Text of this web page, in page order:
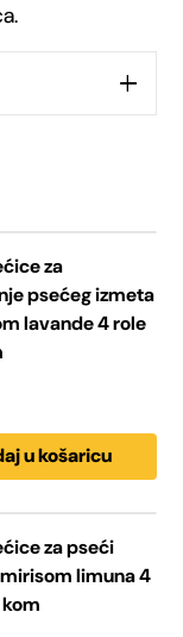
za
psećeg izmeta
lavande 4 role
u košaricu
za pseći
limuna 4